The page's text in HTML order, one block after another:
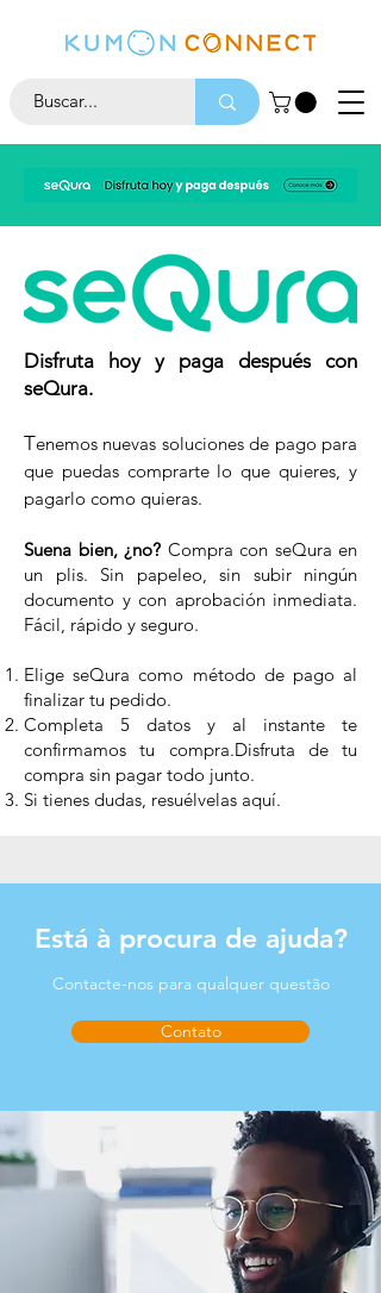
Disfruta hoy y paga después con
seQura.
Tenemos nuevas soluciones de pago para
que puedas comprarte lo que quieres, y
pagarlo como quieras.
Suena bien, ¿no? Compra con seQura en
un plis. Sin papeleo, sin subir ningún
documento y con aprobación inmediata.
Fácil, rápido y seguro.
Elige seQura como método de pago al
finalizar tu pedido.
Completa 5 datos y al instante te
confirmamos tu compra.Disfruta de tu
compra sin pagar todo junto.
Si tienes dudas, resuélvelas aquí.
Está à procura de ajuda?
Contacte-nos para qualquer questão
Contato